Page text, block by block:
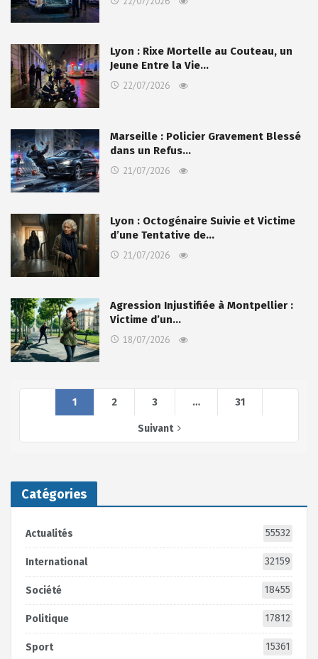
Lyon : Rixe Mortelle au Couteau, un
Jeune Entre la Vie…
22/07/2026
Marseille : Policier Gravement Blessé
dans un Refus…
21/07/2026
Lyon : Octogénaire Suivie et Victime
d’une Tentative de…
21/07/2026
Agression Injustifiée à Montpellier :
Victime d’un…
18/07/2026
1 2 3 … 31
Suivant
Catégories
Actualités 55532
International 32159
Société 18455
Politique 17812
Sport 15361